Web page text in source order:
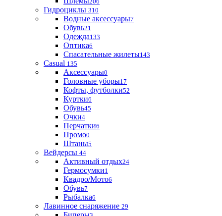
Гидроциклы 310
Водные аксессуары7
Обувь21
Одежда133
Оптика6
Спасательные жилеты143
Casual 135
Аксессуары0
Головные уборы17
Кофты, футболки52
Куртки6
Обувь45
Очки4
Перчатки6
Промо0
Штаны5
Вейдерсы 44
Активный отдых24
Гермосумки1
Квадро/Мото6
Обувь7
Рыбалка6
Лавинное снаряжение 29